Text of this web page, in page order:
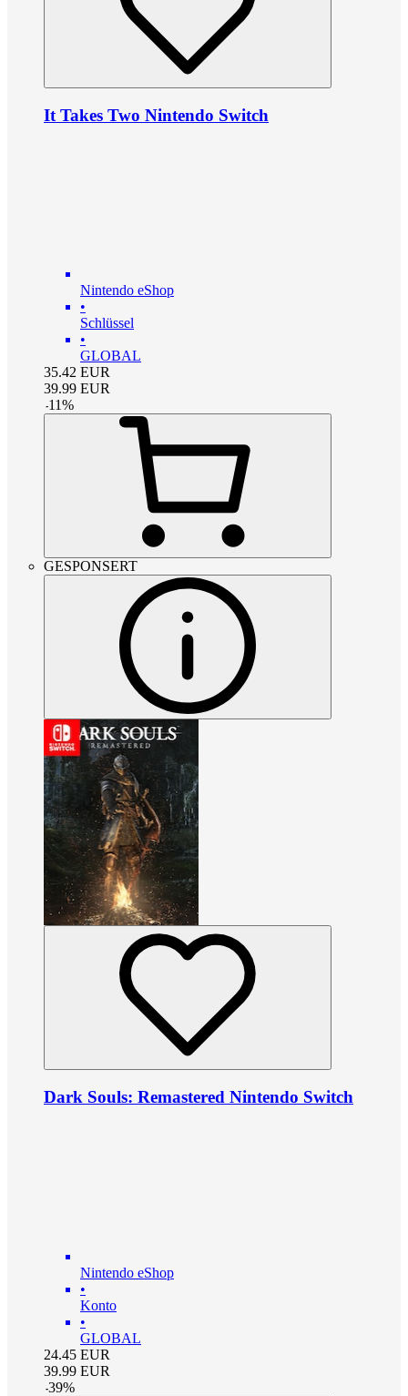
It Takes Two Nintendo Switch
Nintendo eShop
•
Schlüssel
•
GLOBAL
35.42 EUR
39.99 EUR
-11%
GESPONSERT
Dark Souls: Remastered Nintendo Switch
Nintendo eShop
•
Konto
•
GLOBAL
24.45 EUR
39.99 EUR
-39%